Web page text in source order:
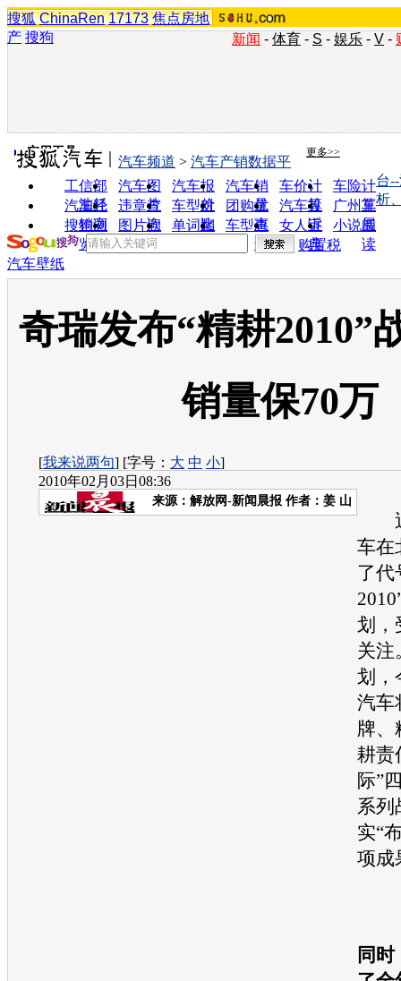
搜狐 ChinaRen 17173 焦点房地
产 搜狗 新闻 - 体育 - S - 娱乐 - V -
实用工具 更多>>
工信部
油耗
汽车图
片
汽车报
价
汽车销
量
车价计
算
车险计
算
汽车经
销商
违章查
询
车型对
比
团购优
惠
汽车投
诉
广州车
展
搜狗浏
览器
图片欣
赏
单词翻
车型查
询
女人宝
典
小说阅
读
汽车频道 > 汽车产销数据平
台
析
购置税
汽车壁纸
奇瑞发布“精耕2010”
销量保70万
[我来说两句] [字号： 大 中 小]
2010年02月03日08:36
来源： 解放网-新闻晨报 作者：姜 山
近
车在
了代
划，
关注
划，
汽车
牌、
耕责
际”
系列
实“
项成
同时